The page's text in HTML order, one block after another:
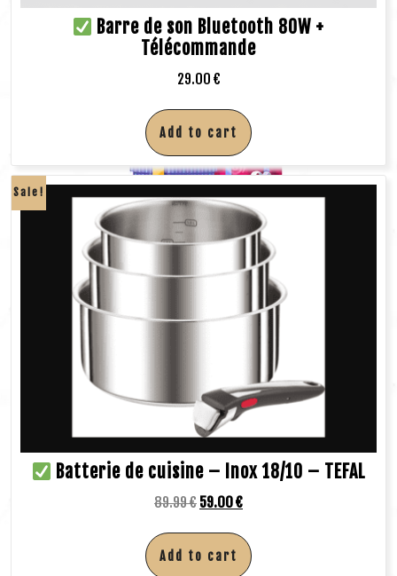
Barre de son Bluetooth 80W +
Télécommande
29.00 €
Add to cart
Sale!
Batterie de cuisine – Inox 18/10 – TEFAL
89.99€ 59.00€
Add to cart